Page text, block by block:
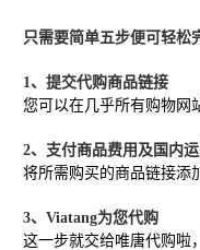
只需要简单五步便可轻松
1、 提交代购商品链接
您可以在几乎所有购物网
2、 支付商品费用及国内
将所需购买的商品链接添
3、 Viatang为您代购
这一步就交给唯唐代购啦